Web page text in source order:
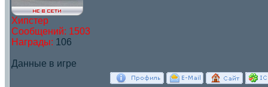
Хипстер
Сообщений: 1503
Награды: 106
Данные в игре